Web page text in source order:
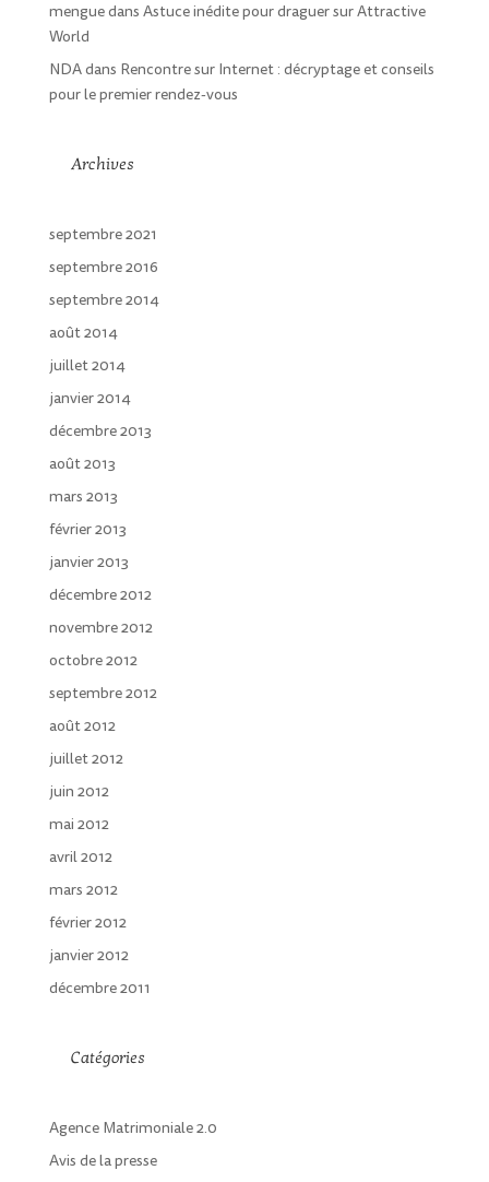
menguedans Astuce inédite pour draguer sur Attractive
World
NDAdans Rencontre sur Internet : décryptage et conseils
pour le premier rendez-vous
Archives
septembre 2021
septembre 2016
septembre 2014
août 2014
juillet 2014
janvier 2014
décembre 2013
août 2013
mars 2013
février 2013
janvier 2013
décembre 2012
novembre 2012
octobre 2012
septembre 2012
août 2012
juillet 2012
juin 2012
mai 2012
avril 2012
mars 2012
février 2012
janvier 2012
décembre 2011
Catégories
Agence Matrimoniale 2.0
Avis de la presse